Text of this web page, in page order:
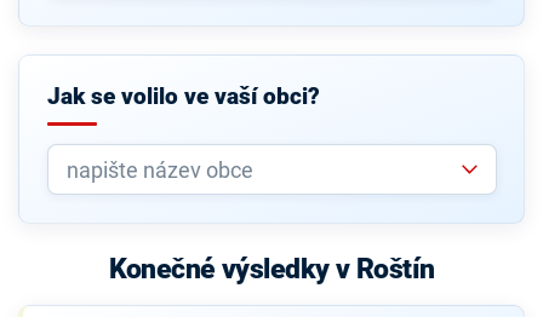
Jak se volilo ve vaší obci?
Konečné výsledky v Roštín